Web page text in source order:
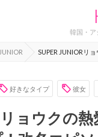
韓国・ア
SUPER JUNIORリ
好きなタイプ 彼女
ョウクの